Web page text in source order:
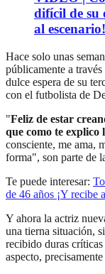
difícil de su
al escenario!
Hace solo unas
públicamente a través
dulce espera de su
con el futbolista de
"Feliz de estar
que como te explico
consciente, me ama,
forma", son parte de
Te puede interesar:
de 46 años ¡Y recibe
Y ahora la actriz
una tierna situación,
recibido duras
aspecto,